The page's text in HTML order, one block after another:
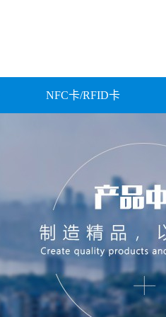
NFC卡/RFID卡